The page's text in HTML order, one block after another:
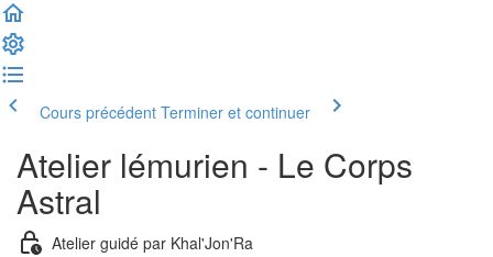
Cours précédent Terminer et continuer
Atelier lémurien - Le Corps
Astral
Atelier guidé par Khal'Jon'Ra